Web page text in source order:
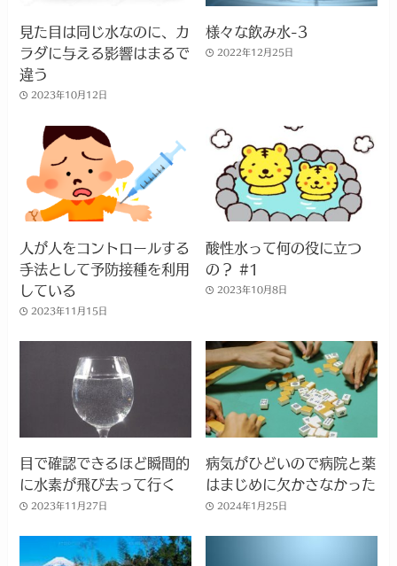
見た目は同じ水なのに、カ
ラダに与える影響はまるで
違う
2023年10月12日
様々な飲み水-3
2022年12月25日
人が人をコントロールする
手法として予防接種を利用
している
2023年11月15日
酸性水って何の役に立つ
の？ #1
2023年10月8日
目で確認できるほど瞬間的
に水素が飛び去って行く
2023年11月27日
病気がひどいので病院と薬
はまじめに欠かさなかった
2024年1月25日